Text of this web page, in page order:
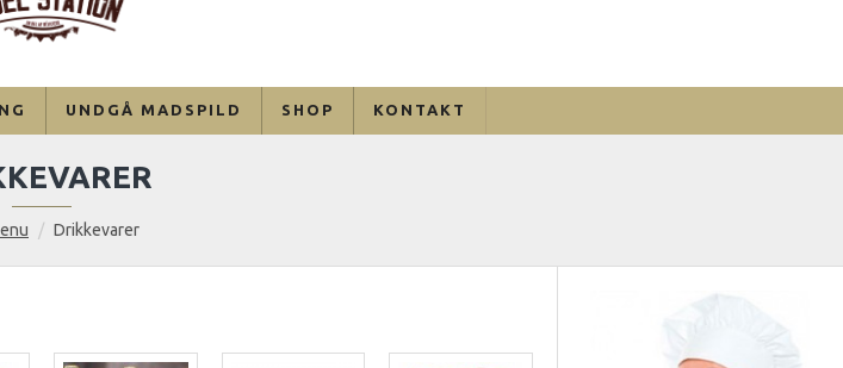
UNDGÅ MADSPILD SHOP KONTAKT
Drikkevarer